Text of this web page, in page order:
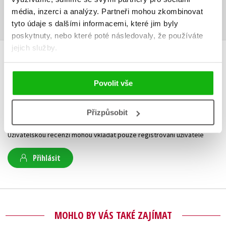
média, inzerci a analýzy. Partneři mohou zkombinovat
tyto údaje s dalšími informacemi, které jim byly
poskytnuty, nebo které poté následovaly, že používáte
jejich služby.
Povolit vše
Přizpůsobit
nespecializuje.
HODNOCENÍ ČTENÁŘŮ
V současné době nejsou vytvořena žádná uživatelská hodnocení.
Uživatelskou recenzi mohou vkládat pouze registrovaní uživatelé
Přihlásit
MOHLO BY VÁS TAKÉ ZAJÍMAT